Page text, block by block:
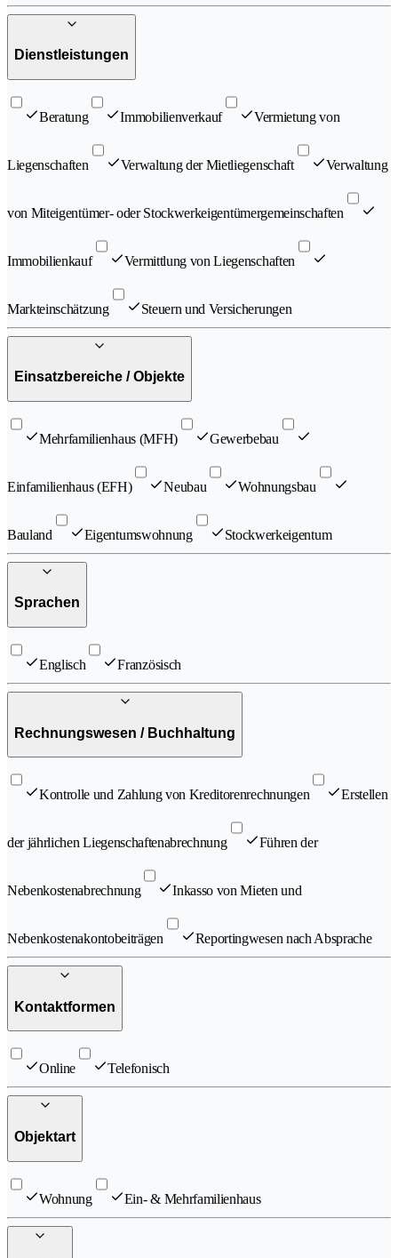
Dienstleistungen
Beratung Immobilienverkauf Vermietung von
Liegenschaften Verwaltung der Mietliegenschaft Verwaltung
von Miteigentümer- oder Stockwerkeigentümergemeinschaften
Immobilienkauf Vermittlung von Liegenschaften
Markteinschätzung Steuern und Versicherungen
Einsatzbereiche / Objekte
Mehrfamilienhaus (MFH) Gewerbebau
Einfamilienhaus (EFH) Neubau Wohnungsbau
Bauland Eigentumswohnung Stockwerkeigentum
Sprachen
Englisch Französisch
Rechnungswesen / Buchhaltung
Kontrolle und Zahlung von Kreditorenrechnungen Erstellen
der jährlichen Liegenschaftenabrechnung Führen der
Nebenkostenabrechnung Inkasso von Mieten und
Nebenkostenakontobeiträgen Reportingwesen nach Absprache
Kontaktformen
Online Telefonisch
Objektart
Wohnung Ein- & Mehrfamilienhaus